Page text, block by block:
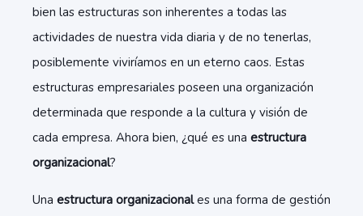
bien las estructuras son inherentes a todas las
actividades de nuestra vida diaria y de no tenerlas,
posiblemente viviríamos en un eterno caos. Estas
estructuras empresariales poseen una organización
determinada que responde a la cultura y visión de
cada empresa. Ahora bien, ¿qué es una estructura
organizacional?
Una estructura organizacionales una forma de gestión